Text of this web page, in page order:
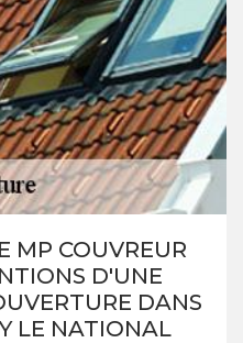
MP COUVREUR
D'UNE
DANS
LE NATIONAL